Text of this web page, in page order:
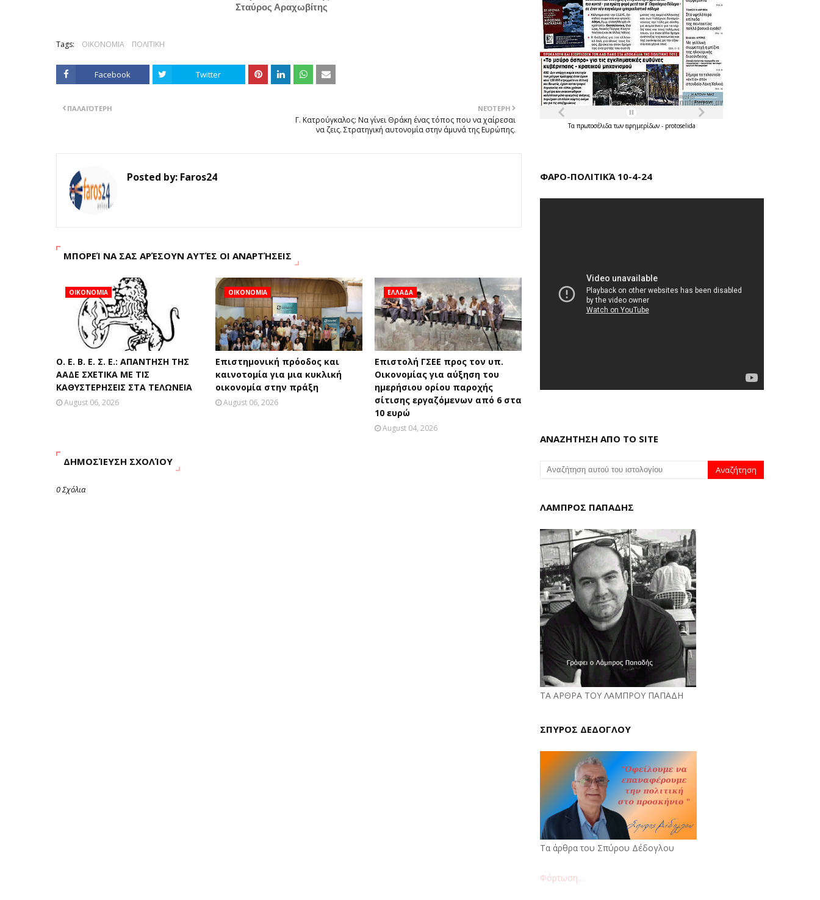
Σταύρος Αραχωβίτης
Tags: ΟΙΚΟΝΟΜΙΑ ΠΟΛΙΤΙΚΗ
Facebook Twitter
ΝΕΌΤΕΡΗ
Γ. Κατρούγκαλος: Να γίνει Θράκη ένας τόπος που να χαίρεσαι
να ζεις. Στρατηγική αυτονομία στην άμυνά της Ευρώπης.
ΠΑΛΑΙΌΤΕΡΗ
Posted by: Faros24
ΜΠΟΡΕΊ ΝΑ ΣΑΣ ΑΡΈΣΟΥΝ ΑΥΤΈΣ ΟΙ ΑΝΑΡΤΉΣΕΙΣ
ΟΙΚΟΝΟΜΙΑ
Ο. Ε. Β. Ε. Σ. Ε.: ΑΠΑΝΤΗΣΗ ΤΗΣ
ΑΑΔΕ ΣΧΕΤΙΚΑ ΜΕ ΤΙΣ
ΚΑΘΥΣΤΕΡΗΣΕΙΣ ΣΤΑ ΤΕΛΩΝΕΙΑ
August 06, 2026
ΟΙΚΟΝΟΜΙΑ
Επιστημονική πρόοδος και
καινοτομία για μια κυκλική
οικονομία στην πράξη
August 06, 2026
ΕΛΛΑΔΑ
Επιστολή ΓΣΕΕ προς τον υπ.
Οικονομίας για αύξηση του
ημερήσιου ορίου παροχής
σίτισης εργαζόμενων από 6 στα
10 ευρώ
August 04, 2026
ΔΗΜΟΣΊΕΥΣΗ ΣΧΟΛΊΟΥ
0 Σχόλια
Τα πρωτοσέλιδατων εφημερίδων - protoselida
ΦΑΡΟ-ΠΟΛΙΤΙΚΆ 10-4-24
ΑΝΑΖΗΤΗΣΗ ΑΠΟ ΤΟ SITE
ΛΑΜΠΡΟΣ ΠΑΠΑΔΗΣ
ΤΑ ΑΡΘΡΑ ΤΟΥ ΛΑΜΠΡΟΥ ΠΑΠΑΔΗ
ΣΠΥΡΟΣ ΔΕΔΟΓΛΟΥ
Τα άρθρα του Σπύρου Δέδογλου
Φόρτωση...